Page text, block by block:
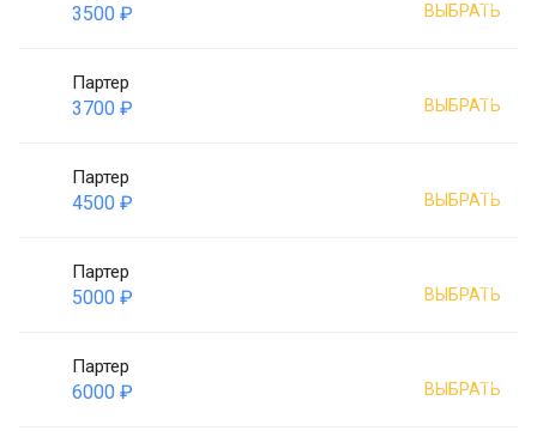
3500 ₽ ВЫБРАТЬ
Партер
3700 ₽ ВЫБРАТЬ
Партер
4500 ₽ ВЫБРАТЬ
Партер
5000 ₽ ВЫБРАТЬ
Партер
6000 ₽ ВЫБРАТЬ